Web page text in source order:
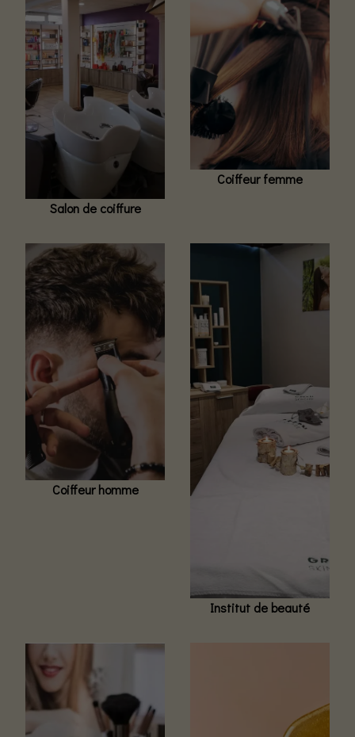
Salon de coiffure
Coiffeur femme
Coiffeur homme
Institut de beauté